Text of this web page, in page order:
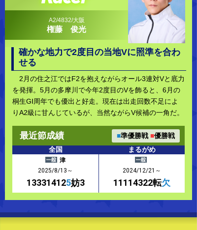
A2/4832/大阪
権藤 俊光
確かな地力で2度目の当地Vに照準を合わ
せる
2月の住之江ではF2を抱えながらオール3連対Vと底力
を発揮。5月の多摩川で今年2度目のVを飾ると、6月の
桐生GⅠ周年でも優出と好走。現在は出走回数不足によ
りA2級に甘んじているが、当然ながらV候補の一角だ。
最近節成績 ■準優勝戦 ■優勝戦
全国
まるがめ
津
2025/8/13～
133314125妨3
2024/12/21～
11114322転欠